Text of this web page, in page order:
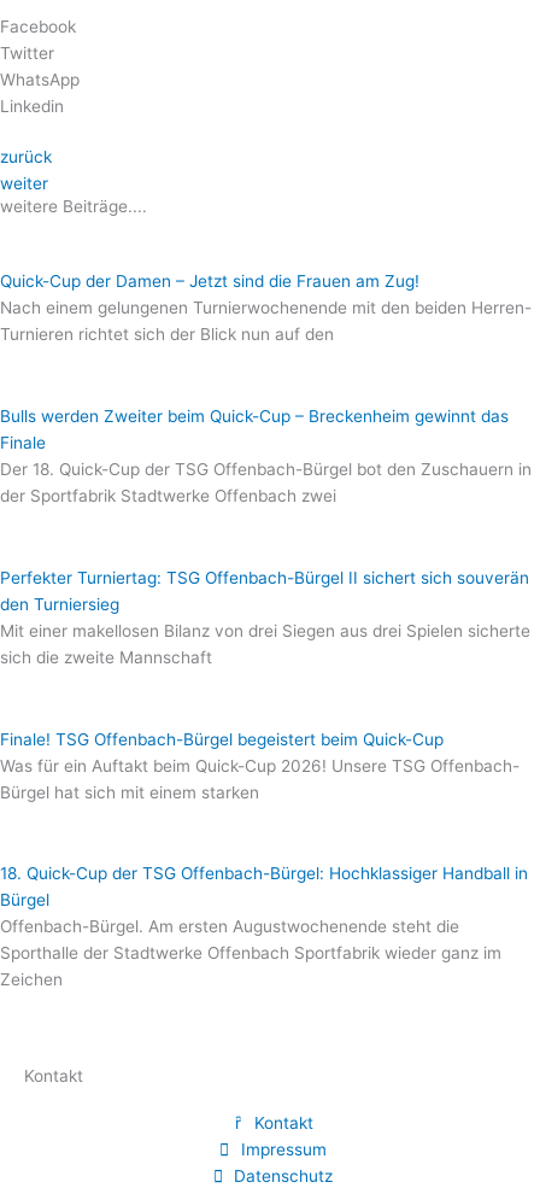
Facebook
Twitter
WhatsApp
Linkedin
zurück
weiter
weitere Beiträge....
Quick-Cup der Damen – Jetzt sind die Frauen am Zug!
Nach einem gelungenen Turnierwochenende mit den beiden Herren-
Turnieren richtet sich der Blick nun auf den
Bulls werden Zweiter beim Quick-Cup – Breckenheim gewinnt das
Finale
Der 18. Quick-Cup der TSG Offenbach-Bürgel bot den Zuschauern in
der Sportfabrik Stadtwerke Offenbach zwei
Perfekter Turniertag: TSG Offenbach-Bürgel II sichert sich souverän
den Turniersieg
Mit einer makellosen Bilanz von drei Siegen aus drei Spielen sicherte
sich die zweite Mannschaft
Finale! TSG Offenbach-Bürgel begeistert beim Quick-Cup
Was für ein Auftakt beim Quick-Cup 2026! Unsere TSG Offenbach-
Bürgel hat sich mit einem starken
18. Quick-Cup der TSG Offenbach-Bürgel: Hochklassiger Handball in
Bürgel
Offenbach-Bürgel. Am ersten Augustwochenende steht die
Sporthalle der Stadtwerke Offenbach Sportfabrik wieder ganz im
Zeichen
Kontakt
Kontakt
Impressum
Datenschutz